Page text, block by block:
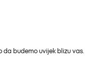
da budemo uvijek blizu vas.